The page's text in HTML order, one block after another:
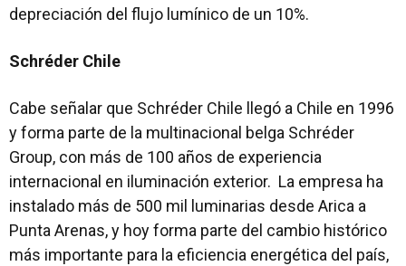
depreciación del flujo lumínico de un 10%.
Schréder Chile
Cabe señalar que Schréder Chile llegó a Chile en 1996
y forma parte de la multinacional belga Schréder
Group, con más de 100 años de experiencia
internacional en iluminación exterior. La empresa ha
instalado más de 500 mil luminarias desde Arica a
Punta Arenas, y hoy forma parte del cambio histórico
más importante para la eficiencia energética del país,